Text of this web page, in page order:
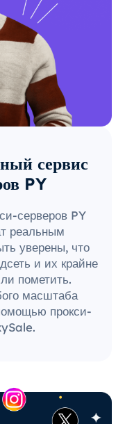
сервис
PY
серверов PY
реальным
уверены, что
и их крайне
пометить.
масштаба
прокси-